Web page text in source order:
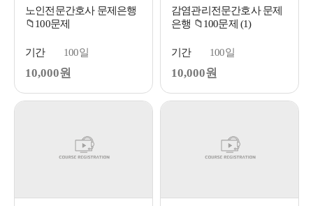
노인전문간호사 문제은행
📁100문제
기간 100일
10,000원
감염관리전문간호사 문제
은행 📁100문제 (1)
기간 100일
10,000원